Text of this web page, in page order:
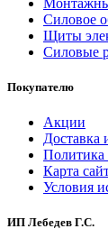
Силовое
Щиты
Силовые
Покупателю
Акции
Доставка
Политика
Карта
Условия
ИП Лебедев Г.С.